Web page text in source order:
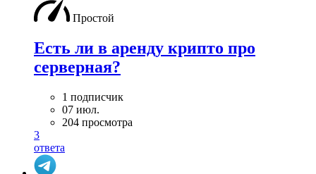
Простой
Есть ли в аренду крипто про
серверная?
1 подписчик
07 июл.
204 просмотра
3
ответа